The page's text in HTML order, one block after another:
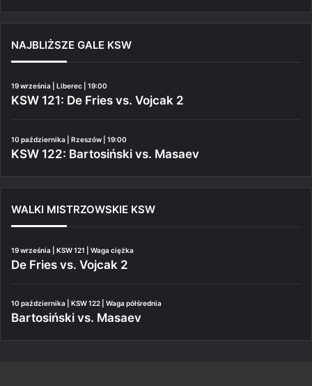
NAJBLIŻSZE GALE KSW
19 września | Liberec | 19:00
KSW 121: De Fries vs. Vojcak 2
10 października | Rzeszów | 19:00
KSW 122: Bartosiński vs. Masaev
WALKI MISTRZOWSKIE KSW
19 września | KSW 121 | Waga ciężka
De Fries vs. Vojcak 2
10 października | KSW 122 | Waga półśrednia
Bartosiński vs. Masaev